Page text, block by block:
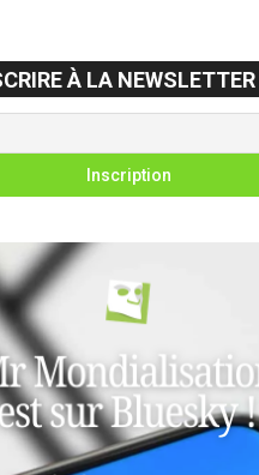
À LA NEWSLETTER